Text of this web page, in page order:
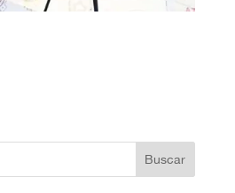
Buscar